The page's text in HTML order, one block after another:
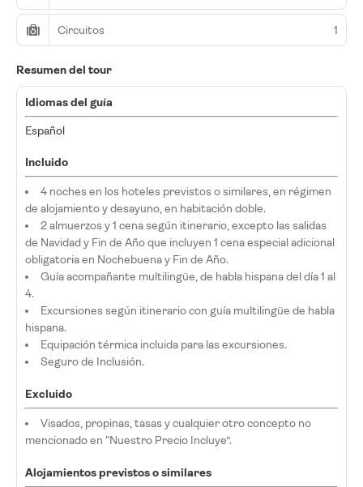
Circuitos 1
Resumen del tour
Idiomas del guía
Español
Incluido
4 noches en los hoteles previstos o similares, en régimen
de alojamiento y desayuno, en habitación doble.
2 almuerzos y 1 cena según itinerario, excepto las salidas
de Navidad y Fin de Año que incluyen 1 cena especial adicional
obligatoria en Nochebuena y Fin de Año.
Guía acompañante multilingüe, de habla hispana del día 1 al
4.
Excursiones según itinerario con guía multilingüe de habla
hispana.
Equipación térmica incluida para las excursiones.
Seguro de Inclusión.
Excluido
Visados, propinas, tasas y cualquier otro concepto no
mencionado en “Nuestro Precio Incluye”.
Alojamientos previstos o similares